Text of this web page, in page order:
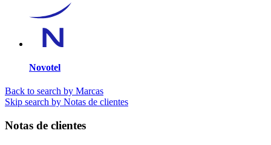
Novotel
Back to search by Marcas
Skip search by Notas de clientes
Notas de clientes